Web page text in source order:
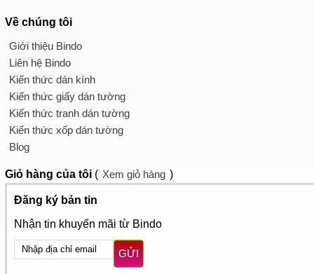
Về chúng tôi
Giới thiệu Bindo
Liên hệ Bindo
Kiến thức dán kính
Kiến thức giấy dán tường
Kiến thức tranh dán tường
Kiến thức xốp dán tường
Blog
Giỏ hàng của tôi ( Xem giỏ hàng )
Đăng ký bản tin
Nhận tin khuyến mãi từ Bindo
GỬI